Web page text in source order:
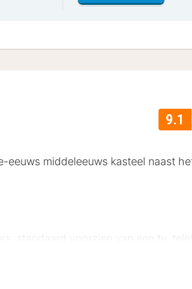
9.1
middeleeuws kasteel naast
standaard voorzien van een tv,
Het middeleeuwse kasteel uit de